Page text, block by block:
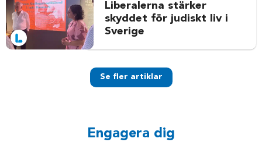
Liberalerna stärker
skyddet för judiskt liv i
Sverige
Se fler artiklar
Engagera dig